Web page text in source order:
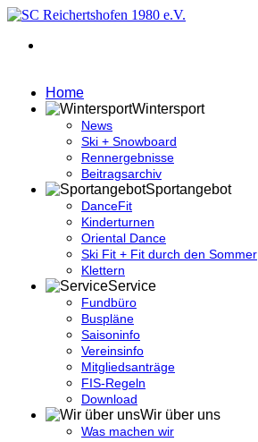
Home
Wintersport
News
Ski + Snowboard
Rennergebnisse
Beitragsarchiv
Sportangebot
DanceFit
Kinderturnen
Oriental Dance
Ski Fit + Fit durch den Sommer
Klettern
Service
Fundbüro
Buspläne
Saisoninfo
Vereinsinfo
Mitgliedsanträge
FIS-Regeln
Download
Wir über uns
Was machen wir